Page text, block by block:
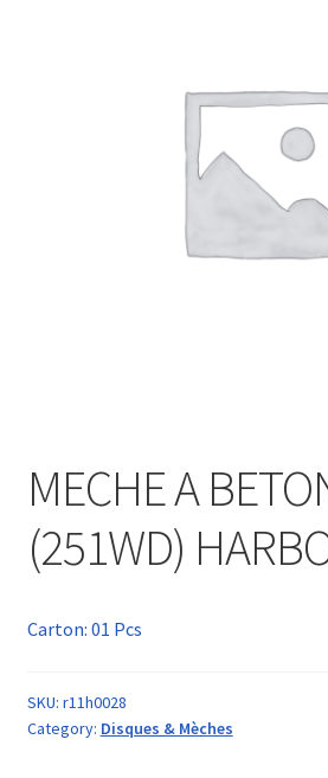
MECHE A
(251WD)
Carton: 01 Pcs
SKU: r11h0028
Category: Disques & Mèches